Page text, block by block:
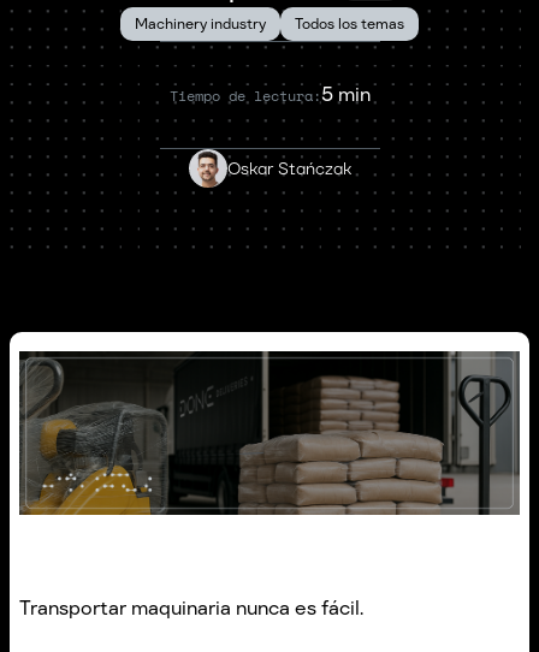
Machinery industry Todos los temas
Tiempo de lectura:5 min
Oskar Stańczak
Transportar maquinaria nunca es fácil.